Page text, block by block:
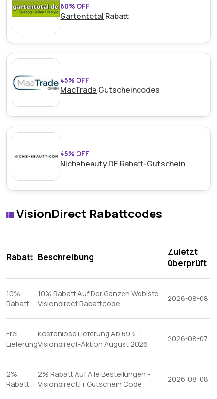
60% OFF
Gartentotal Rabatt
45% OFF
MacTrade Gutscheincodes
45% OFF
Nichebeauty DERabatt-Gutschein
VisionDirect Rabattcodes
Rabatt Beschreibung
Zuletzt
überprüft
10%
Rabatt
10% Rabatt Auf Der Ganzen Webiste
Visiondirect Rabattcode
2026-08-08
Frei
Lieferung
Kostenlose Lieferung Ab 69 € –
Visiondirect-Aktion August 2026
2026-08-07
2%
Rabatt
2% Rabatt Auf Alle Bestellungen -
Visiondirect.Fr Gutschein Code
2026-08-08